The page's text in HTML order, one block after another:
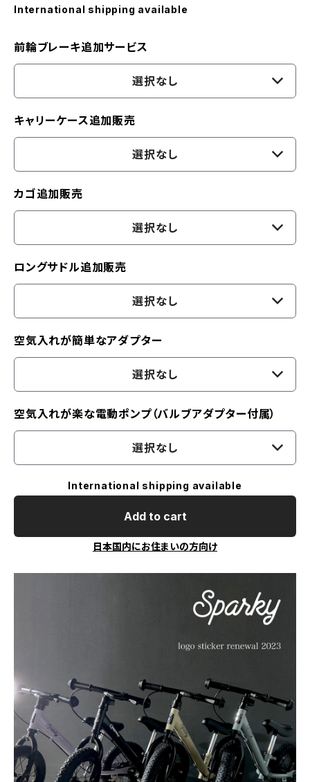
International shipping available
前輪ブレーキ追加サービス
選択なし
キャリーケース追加販売
選択なし
カゴ追加販売
選択なし
ロングサドル追加販売
選択なし
空気入れが簡単なアダプター
選択なし
空気入れが楽な電動ポンプ（バルブアダプター付属）
選択なし
International shipping available
Add to cart
日本国内にお住まいの方向け